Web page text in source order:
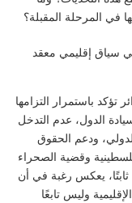
في المرحلة المقبلة؟
في سياق إقليمي معقد
تؤكد باستمرار التزامها
الدول، عدم التدخل
ودعم الحقوق
وقضية الصحراء
ثابتًا، يعكس رغبة في أن
وليس تابعًا